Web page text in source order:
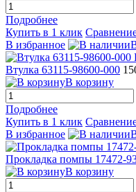
Подробнее
Купить в 1 клик
В избранное
Втулка 63115-98600-000
В корзину
Подробнее
Купить в 1 клик
В избранное
Прокладка помпы 17472-
В корзину